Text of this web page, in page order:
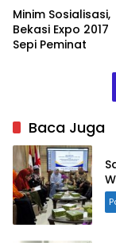
Minim Sosialisasi,
Bekasi Expo 2017
Sepi Peminat
Baca Juga